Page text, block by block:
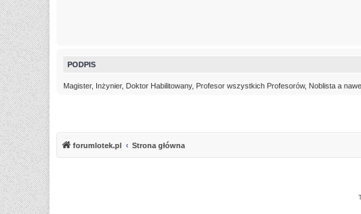
PODPIS
Magister, Inżynier, Doktor Habilitowany, Profesor wszystkich Profesorów, Noblista a
forumlotek.pl Strona główna